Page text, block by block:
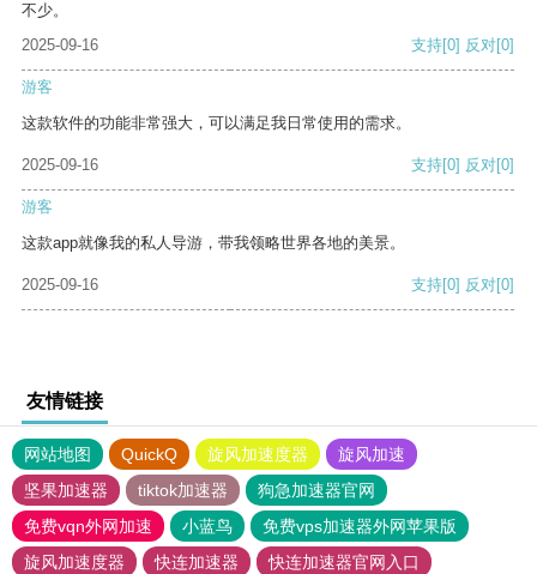
不少。
2025-09-16
支持[0] 反对[0]
游客
这款软件的功能非常强大，可以满足我日常使用的需求。
2025-09-16 支持[0] 反对[0]
游客
这款app就像我的私人导游，带我领略世界各地的美景。
2025-09-16 支持[0] 反对[0]
友情链接
网站地图 QuickQ 旋风加速度器
旋风加速
坚果加速器
tiktok加速器
狗急加速器官网
免费vqn外网加速
小蓝鸟
免费vps加速器外网苹果版
旋风加速度器
快连加速器
快连加速器官网入口